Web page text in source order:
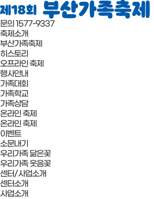
문의 1577-9337
축제소개
부산가족축제
히스토리
오프라인 축제
행사안내
가족대회
가족학교
가족상담
온라인 축제
온라인 축제
이벤트
소문내기
우리가족 닮은꽃
우리가족 웃음꽃
센터/사업소개
센터소개
사업소개